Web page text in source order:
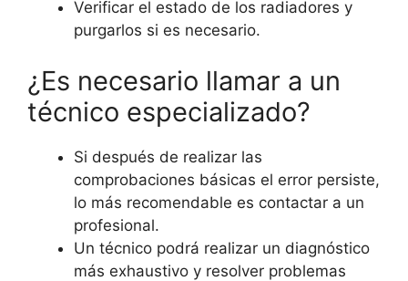
Verificar el estado de los radiadores y
purgarlos si es necesario.
¿Es necesario llamar a un
técnico especializado?
Si después de realizar las
comprobaciones básicas el error persiste,
lo más recomendable es contactar a un
profesional.
Un técnico podrá realizar un diagnóstico
más exhaustivo y resolver problemas